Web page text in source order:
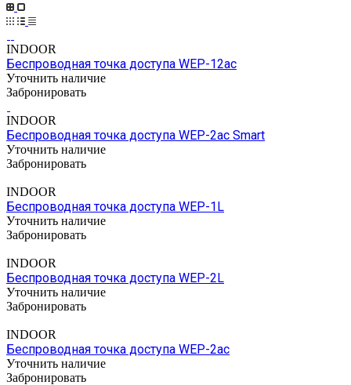
INDOOR
Беспроводная точка доступа WEP-12ac
Уточнить наличие
Забронировать
INDOOR
Беспроводная точка доступа WEP-2ac Smart
Уточнить наличие
Забронировать
INDOOR
Беспроводная точка доступа WEP-1L
Уточнить наличие
Забронировать
INDOOR
Беспроводная точка доступа WEP-2L
Уточнить наличие
Забронировать
INDOOR
Беспроводная точка доступа WEP-2ac
Уточнить наличие
Забронировать